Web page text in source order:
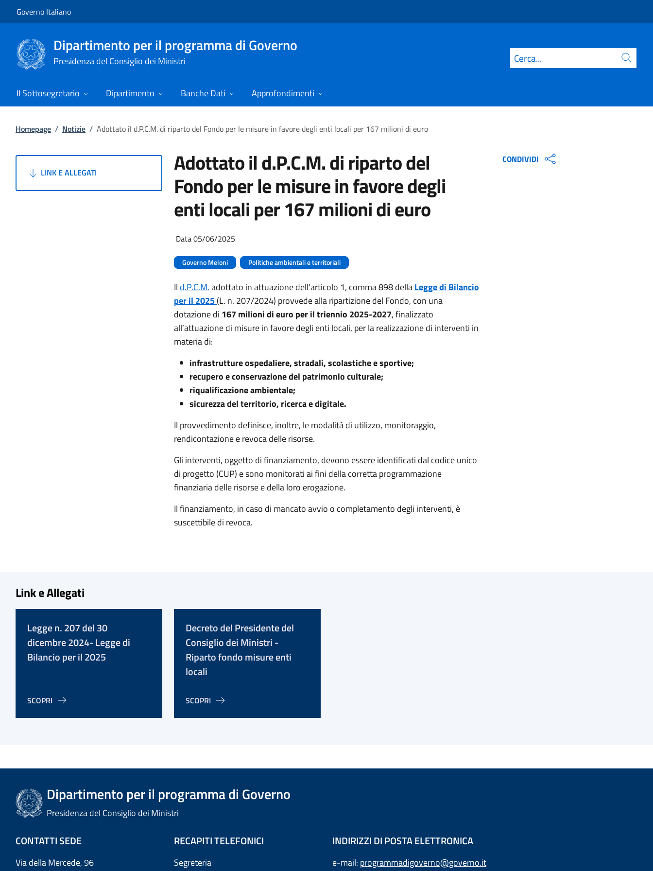
Governo Italiano
Dipartimento per il programma di Governo
Presidenza del Consiglio dei Ministri Cerca
Il Sottosegretario Dipartimento Banche Dati Approfondimenti
Homepage / Notizie / Adottato il d.P.C.M. di riparto del Fondo per le misure in favore degli enti locali per 167 milioni di euro
LINK E ALLEGATI Adottato il d.P.C.M. di riparto del
Fondo per le misure in favore degli
enti locali per 167 milioni di euro
Data 05/06/2025
Governo Meloni Politiche ambientali e territoriali
Il d.P.C.M.adottato in attuazione dell'articolo 1, comma 898 dellaLegge di Bilancio
per il 2025(L. n. 207/2024) provvede alla ripartizione del Fondo, con una
dotazione di 167 milioni di euro per il triennio 2025-2027, finalizzato
all’attuazione di misure in favore degli enti locali, per la realizzazione di interventi in
materia di:
infrastrutture ospedaliere, stradali, scolastiche e sportive;
recupero e conservazione del patrimonio culturale;
riqualificazione ambientale;
sicurezza del territorio, ricerca e digitale.
Il provvedimento definisce, inoltre, le modalità di utilizzo, monitoraggio,
rendicontazione e revoca delle risorse.
Gli interventi, oggetto di finanziamento, devono essere identificati dal codice unico
di progetto (CUP) e sono monitorati ai fini della corretta programmazione
finanziaria delle risorse e della loro erogazione.
Il finanziamento, in caso di mancato avvio o completamento degli interventi, è
suscettibile di revoca.
CONDIVIDI
Link e Allegati
Legge n. 207 del 30
dicembre 2024- Legge di
Bilancio per il 2025
SCOPRI
Decreto del Presidente del
Consiglio dei Ministri -
Riparto fondo misure enti
locali
SCOPRI
Dipartimento per il programma di Governo
Presidenza del Consiglio dei Ministri
CONTATTI SEDE
Via della Mercede, 96
RECAPITI TELEFONICI
Segreteria
INDIRIZZI DI POSTA ELETTRONICA
e-mail: programmadigoverno@governo.it